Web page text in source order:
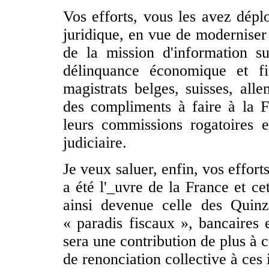
Vos efforts, vous les avez
juridique, en vue de
de la mission d'information
délinquance économique et
magistrats belges, suisses,
des compliments à faire à la
leurs commissions rogatoires
judiciaire.
Je veux saluer, enfin, vos
a été l'_uvre de la France et
ainsi devenue celle des
« paradis fiscaux »,
sera une contribution de plus à
de renonciation collective à ces